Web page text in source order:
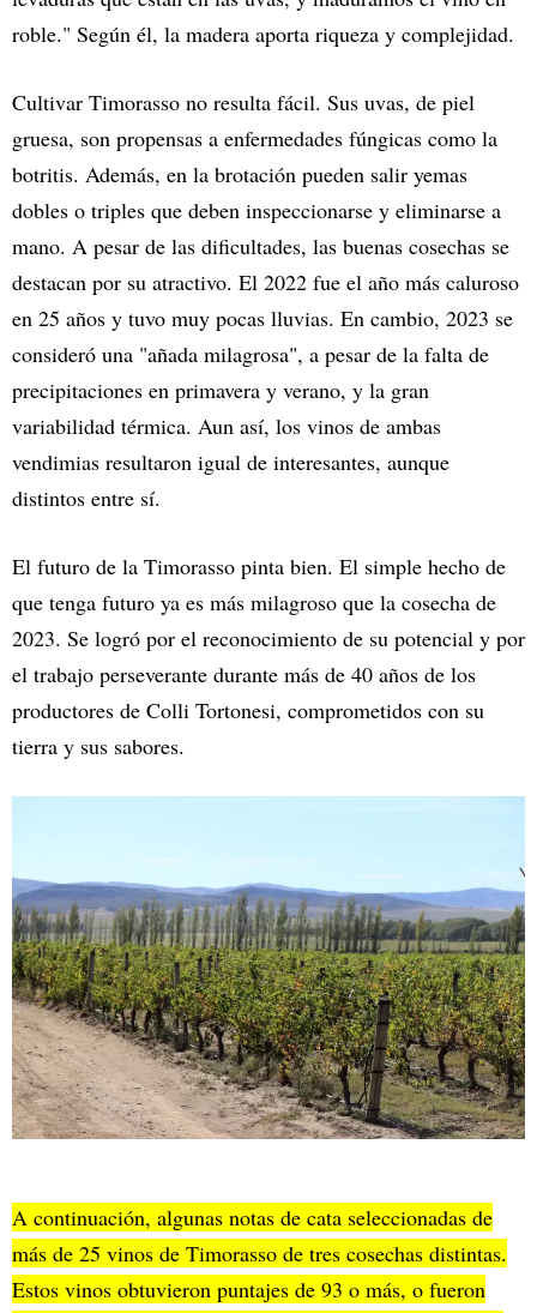
roble." Según él, la madera aporta riqueza y complejidad.
Cultivar Timorasso no resulta fácil. Sus uvas, de piel
gruesa, son propensas a enfermedades fúngicas como la
botritis. Además, en la brotación pueden salir yemas
dobles o triples que deben inspeccionarse y eliminarse a
mano. A pesar de las dificultades, las buenas cosechas se
destacan por su atractivo. El 2022 fue el año más caluroso
en 25 años y tuvo muy pocas lluvias. En cambio, 2023 se
consideró una "añada milagrosa", a pesar de la falta de
precipitaciones en primavera y verano, y la gran
variabilidad térmica. Aun así, los vinos de ambas
vendimias resultaron igual de interesantes, aunque
distintos entre sí.
El futuro de la Timorasso pinta bien. El simple hecho de
que tenga futuro ya es más milagroso que la cosecha de
2023. Se logró por el reconocimiento de su potencial y por
el trabajo perseverante durante más de 40 años de los
productores de Colli Tortonesi, comprometidos con su
tierra y sus sabores.
A continuación, algunas notas de cata seleccionadas de
más de 25 vinos de Timorasso de tres cosechas distintas.
Estos vinos obtuvieron puntajes de 93 o más, o fueron